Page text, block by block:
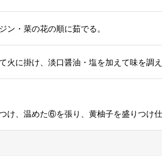
ン・菜の花の順に茹でる。
火に掛け、淡口醤油・塩を加えて味を調え
、温めた⑥を張り、黄柚子を盛りつけ仕